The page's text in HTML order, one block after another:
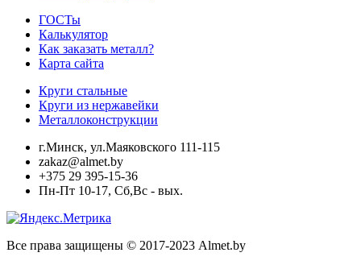
ГОСТы
Калькулятор
Как заказать металл?
Карта сайта
Круги стальные
Круги из нержавейки
Металлоконструкции
г.Минск, ул.Маяковского 111-115
zakaz@almet.by
+375 29 395-15-36
Пн-Пт 10-17, Сб,Вс - вых.
Все права защищены © 2017-2023 Almet.by